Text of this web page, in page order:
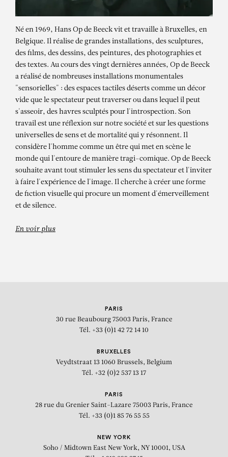
HANS OP DE BEECK
Zhai-Liza (mother’s shoes)
Né en 1969, Hans Op de Beeck vit et travaille à Bruxelles, en
Belgique. Il réalise de grandes installations, des sculptures,
des films, des dessins, des peintures, des photographies et
des textes. Au cours des vingt dernières années, Op de Beeck
a réalisé de nombreuses installations monumentales
"sensorielles" : des espaces tactiles déserts comme un décor
vide que le spectateur peut traverser ou dans lequel il peut
s'asseoir, des havres sculptés pour l'introspection. Son
travail est une réflexion sur notre société et sur les questions
universelles de sens et de mortalité qui y résonnent. Il
considère l'homme comme un être qui met en scène le
monde qui l'entoure de manière tragi-comique. Op de Beeck
souhaite avant tout stimuler les sens du spectateur et l'inviter
à faire l'expérience de l'image. Il cherche à créer une forme
de fiction visuelle qui procure un moment d'émerveillement
et de silence.
En voir plus
PARIS
30 rue Beaubourg 75003 Paris, France
Tél. +33 (0)1 42 72 14 10
BRUXELLES
Veydtstraat 13 1060 Brussels, Belgium
Tél. +32 (0)2 537 13 17
PARIS
28 rue du Grenier Saint-Lazare 75003 Paris, France
Tél. +33 (0)1 85 76 55 55
NEW YORK
Soho / Midtown East New York, NY 10001, USA